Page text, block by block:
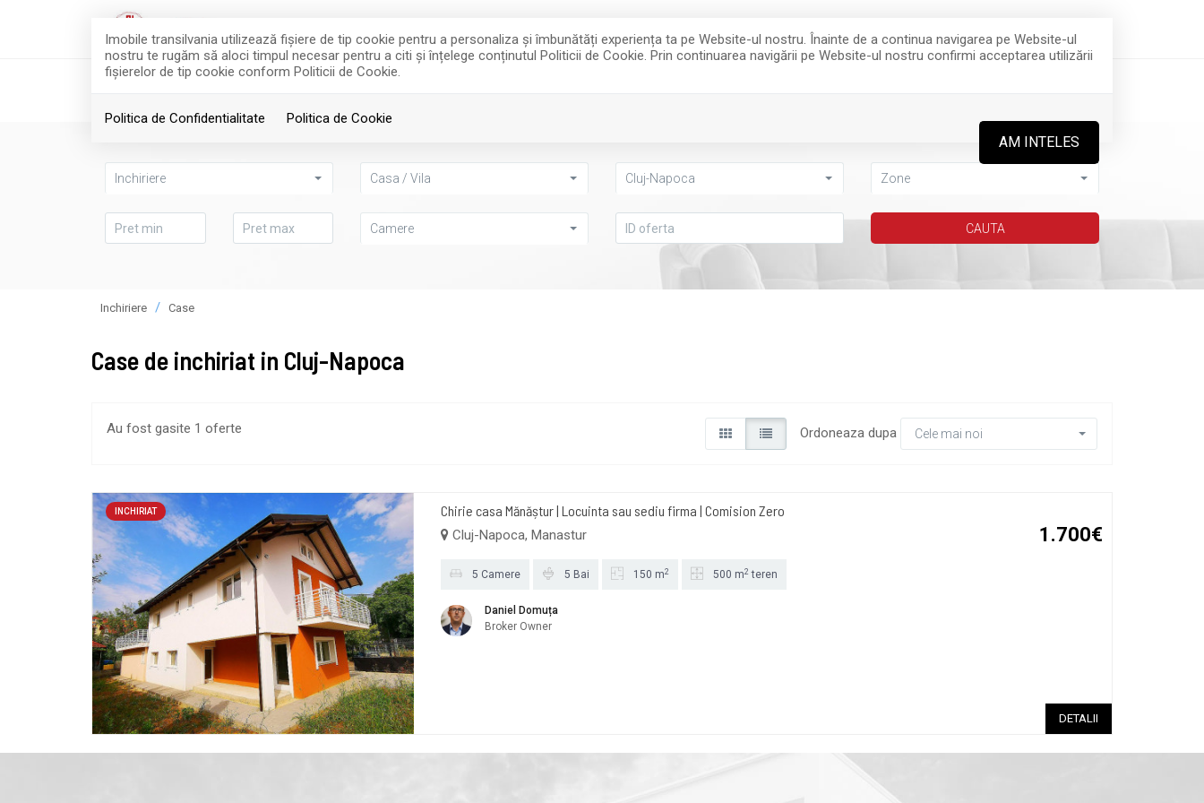
Imobile transilvania utilizează fişiere de tip cookie pentru a personaliza și îmbunătăți experiența ta pe Website-ul nostru. Înainte de a continua navigarea pe Website-ul
nostru te rugăm să aloci timpul necesar pentru a citi și înțelege conținutul Politicii de Cookie. Prin continuarea navigării pe Website-ul nostru confirmi acceptarea utilizării
fişierelor de tip cookie conform Politicii de Cookie.
Politica de Confidentialitate Politica de Cookie
AM INTELES
office@imobiletransilvania.ro
Inchiriere Casa / Vila Cluj-Napoca Zone
Camere
Inchiriere Case
Case de inchiriat in Cluj-Napoca
Au fost gasite 1 oferte Ordoneaza dupa Cele mai noi
INCHIRIAT Chirie casa Mănăștur | Locuinta sau sediu firma | Comision Zero
1.700€
Cluj-Napoca, Manastur
5 Camere 5 Bai 150 m2 500 m2 teren
Daniel Domuța
Broker Owner
DETALII